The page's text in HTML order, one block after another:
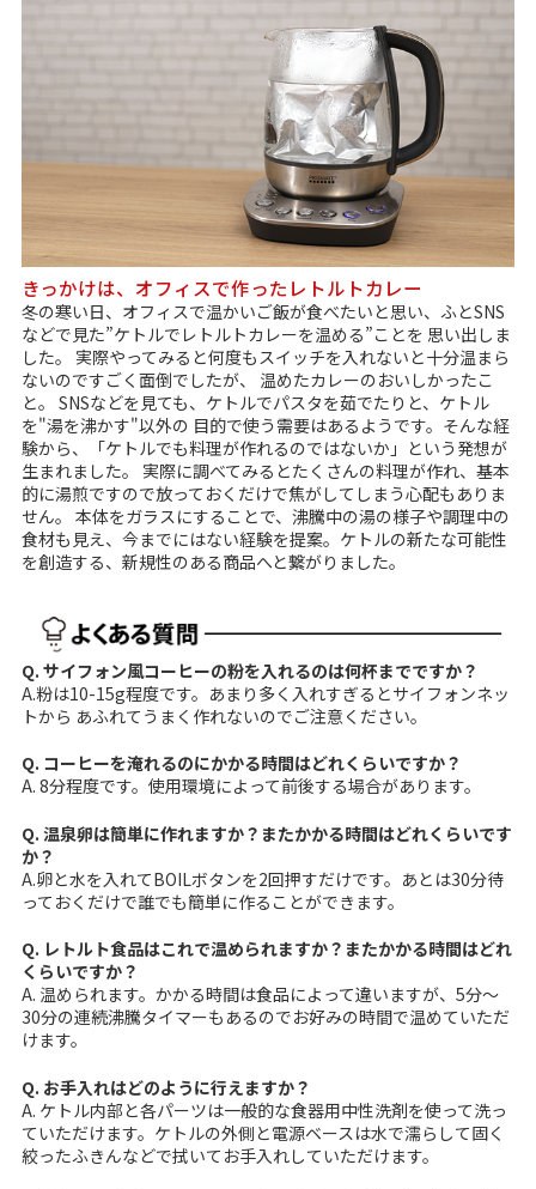
きっかけは、オフィスで作ったレトルトカレー
冬の寒い日、オフィスで温かいご飯が食べたいと思い、ふとSNS
などで見た”ケトルでレトルトカレーを温める”ことを 思い出しま
した。 実際やってみると何度もスイッチを入れないと十分温まら
ないのですごく面倒でしたが、 温めたカレーのおいしかったこ
と。 SNSなどを見ても、ケトルでパスタを茹でたりと、ケトル
を"湯を沸かす"以外の 目的で使う需要はあるようです。そんな経
験から、「ケトルでも料理が作れるのではないか」という発想が
生まれました。 実際に調べてみるとたくさんの料理が作れ、基本
的に湯煎ですので放っておくだけで焦がしてしまう心配もありま
せん。 本体をガラスにすることで、沸騰中の湯の様子や調理中の
食材も見え、今までにはない経験を提案。ケトルの新たな可能性
を創造する、新規性のある商品へと繋がりました。
Q. サイフォン風コーヒーの粉を入れるのは何杯までですか？
A.粉は10-15g程度です。あまり多く入れすぎるとサイフォンネッ
トから あふれてうまく作れないのでご注意ください。
Q. コーヒーを淹れるのにかかる時間はどれくらいですか？
A. 8分程度です。使用環境によって前後する場合があります。
Q. 温泉卵は簡単に作れますか？またかかる時間はどれくらいです
か？
A.卵と水を入れてBOILボタンを2回押すだけです。あとは30分待
っておくだけで誰でも簡単に作ることができます。
Q. レトルト食品はこれで温められますか？またかかる時間はどれ
くらいですか？
A. 温められます。かかる時間は食品によって違いますが、5分～
30分の連続沸騰タイマーもあるのでお好みの時間で温めていただ
けます。
Q. お手入れはどのように行えますか？
A. ケトル内部と各パーツは一般的な食器用中性洗剤を使って洗っ
ていただけます。ケトルの外側と電源ベースは水で濡らして固く
絞ったふきんなどで拭いてお手入れしていただけます。